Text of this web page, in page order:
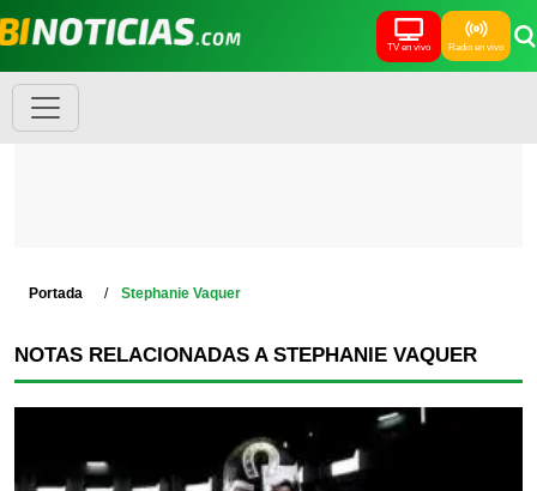
TV en vivo Radio en vivo
Portada Stephanie Vaquer
NOTAS RELACIONADAS A STEPHANIE VAQUER